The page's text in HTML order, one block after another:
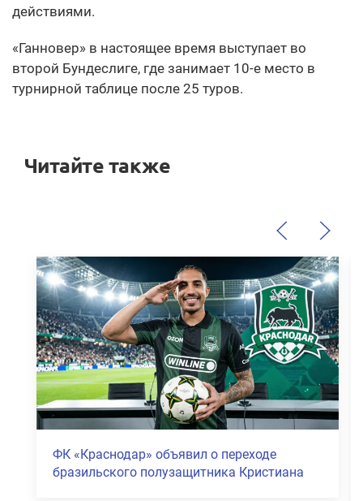
действиями.
«Ганновер» в настоящее время выступает во
второй Бундеслиге, где занимает 10-е место в
турнирной таблице после 25 туров.
Читайте также
ФК «Краснодар» объявил о переходе
бразильского полузащитника Кристиана